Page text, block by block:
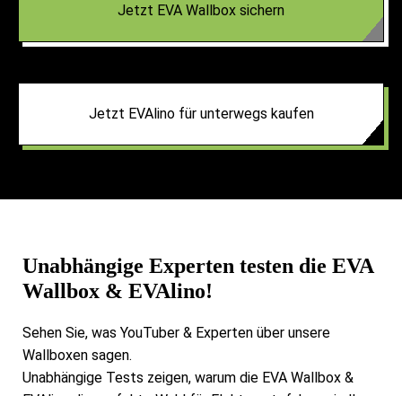
Jetzt EVA Wallbox sichern
Jetzt EVAlino für unterwegs kaufen
Unabhängige Experten testen die EVA
Wallbox & EVAlino!
Sehen Sie, was YouTuber & Experten über unsere
Wallboxen sagen.
Unabhängige Tests zeigen, warum die EVA Wallbox &